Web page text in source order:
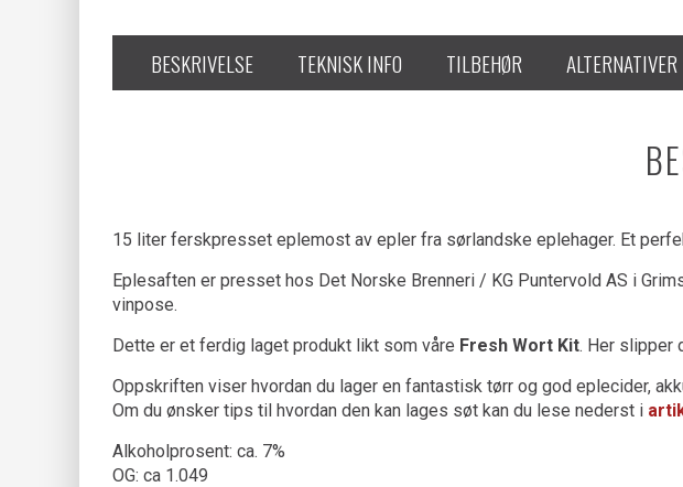
BESKRIVELSE TEKNISK INFO TILBEHØR ALTERNATIVER
15 liter ferskpresset eplemost av epler fra sørlandske eplehager. Et
Eplesaften er presset hos Det Norske Brenneri / KG Puntervold AS i
vinpose.
Dette er et ferdig laget produkt likt som våre Fresh Wort Kit. Her slipper
Oppskriften viser hvordan du lager en fantastisk tørr og god eplecider,
Om du ønsker tips til hvordan den kan lages søt kan du lese nederst i
Alkoholprosent: ca. 7%
OG: ca 1.049